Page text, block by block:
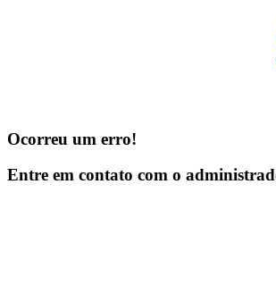
Ocorreu um erro!
Entre em contato com o